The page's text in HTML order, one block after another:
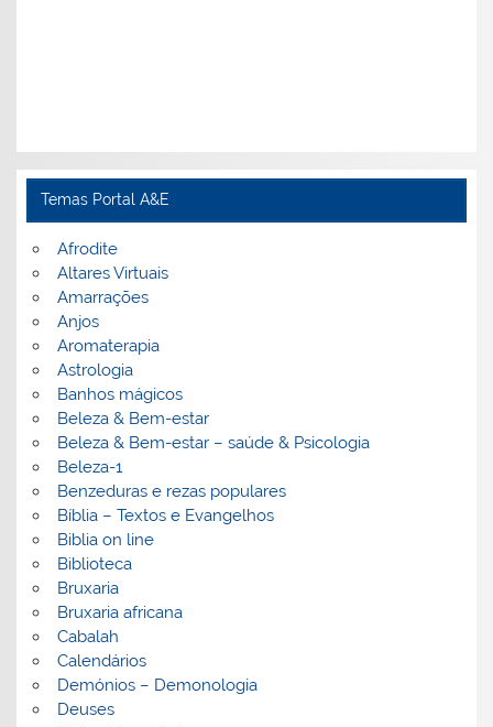
Temas Portal A&E
Afrodite
Altares Virtuais
Amarrações
Anjos
Aromaterapia
Astrologia
Banhos mágicos
Beleza & Bem-estar
Beleza & Bem-estar – saúde & Psicologia
Beleza-1
Benzeduras e rezas populares
Bíblia – Textos e Evangelhos
Biblia on line
Biblioteca
Bruxaria
Bruxaria africana
Cabalah
Calendários
Demónios – Demonologia
Deuses